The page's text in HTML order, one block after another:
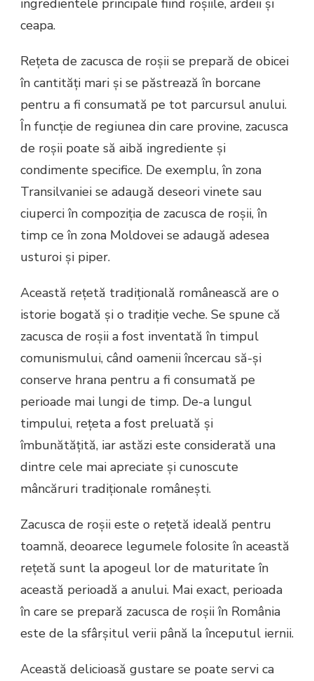
ingredientele principale fiind roșiile, ardeii și
ceapa.
Rețeta de zacusca de roșii se prepară de obicei
în cantități mari și se păstrează în borcane
pentru a fi consumată pe tot parcursul anului.
În funcție de regiunea din care provine, zacusca
de roșii poate să aibă ingrediente și
condimente specifice. De exemplu, în zona
Transilvaniei se adaugă deseori vinete sau
ciuperci în compoziția de zacusca de roșii, în
timp ce în zona Moldovei se adaugă adesea
usturoi și piper.
Această rețetă tradițională românească are o
istorie bogată și o tradiție veche. Se spune că
zacusca de roșii a fost inventată în timpul
comunismului, când oamenii încercau să-și
conserve hrana pentru a fi consumată pe
perioade mai lungi de timp. De-a lungul
timpului, rețeta a fost preluată și
îmbunătățită, iar astăzi este considerată una
dintre cele mai apreciate și cunoscute
mâncăruri tradiționale românești.
Zacusca de roșii este o rețetă ideală pentru
toamnă, deoarece legumele folosite în această
rețetă sunt la apogeul lor de maturitate în
această perioadă a anului. Mai exact, perioada
în care se prepară zacusca de roșii în România
este de la sfârșitul verii până la începutul iernii.
Această delicioasă gustare se poate servi ca